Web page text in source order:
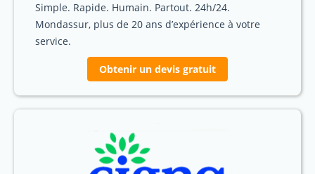
Simple. Rapide. Humain. Partout. 24h/24.
Mondassur, plus de 20 ans d’expérience à votre
service.
Obtenir un devis gratuit